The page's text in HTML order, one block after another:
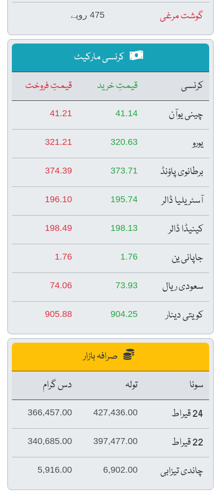
گوشت مرغی 475 روپے
کرنسی مارکیٹ
کرنسی
قیمتِ خرید
قیمتِ فروخت
چینی یوآن
41.14
41.21
یورو 320.63
321.21
برطانوی پاؤنڈ 373.71
374.39
آسٹریلیا ڈالر 195.74
196.10
کینیڈا ڈالر 198.13
198.49
جاپانی ین 1.76
1.76
سعودی ریال 73.93
74.06
کویتی دینار 904.25
905.88
صرافہ بازار
سونا
تولہ
دس گرام
24 قیراط
427,436.00
366,457.00
22 قیراط 397,477.00
340,685.00
چاندی تیزابی 6,902.00
5,916.00